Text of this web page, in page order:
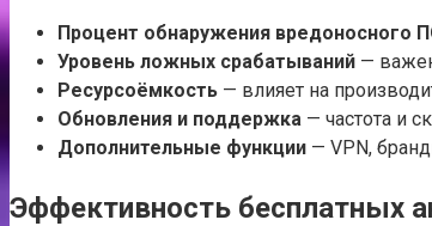
Процент обнаружения вредоносного
Уровень ложных срабатываний —
Ресурсоёмкость — влияет на
Обновления и поддержка — частота и
Дополнительные функции — VPN,
Эффективность бесплатных